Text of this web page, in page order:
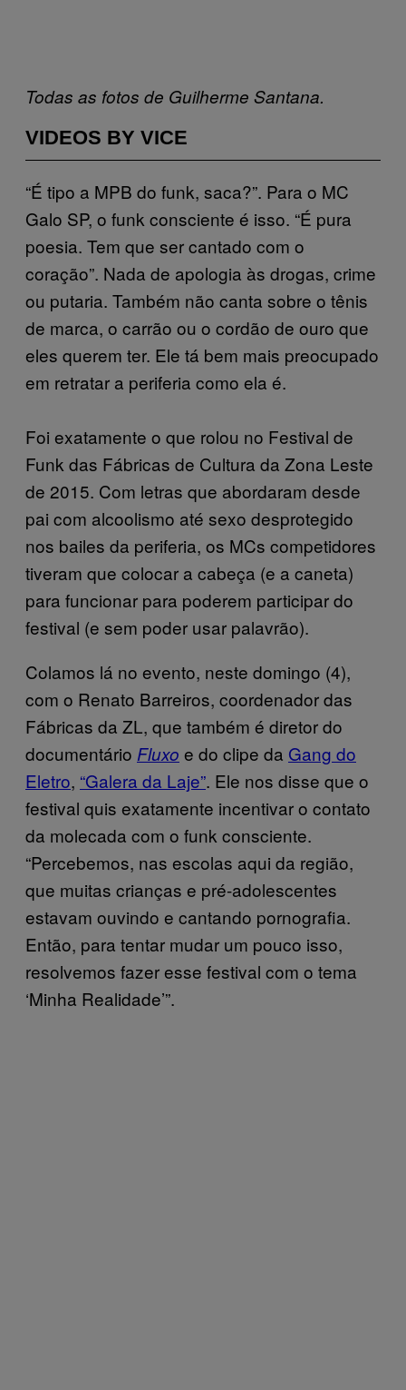
Todas as fotos de Guilherme Santana.
VIDEOS BY VICE
“É tipo a MPB do funk, saca?”. Para o MC
Galo SP, o funk consciente é isso. “É pura
poesia. Tem que ser cantado com o
coração”. Nada de apologia às drogas, crime
ou putaria. Também não canta sobre o tênis
de marca, o carrão ou o cordão de ouro que
eles querem ter. Ele tá bem mais preocupado
em retratar a periferia como ela é.
Foi exatamente o que rolou no Festival de
Funk das Fábricas de Cultura da Zona Leste
de 2015. Com letras que abordaram desde
pai com alcoolismo até sexo desprotegido
nos bailes da periferia, os MCs competidores
tiveram que colocar a cabeça (e a caneta)
para funcionar para poderem participar do
festival (e sem poder usar palavrão).
Colamos lá no evento, neste domingo (4),
com o Renato Barreiros, coordenador das
Fábricas da ZL, que também é diretor do
documentário Fluxo e do clipe da Gang do
Eletro, “Galera da Laje”. Ele nos disse que o
festival quis exatamente incentivar o contato
da molecada com o funk consciente.
“Percebemos, nas escolas aqui da região,
que muitas crianças e pré-adolescentes
estavam ouvindo e cantando pornografia.
Então, para tentar mudar um pouco isso,
resolvemos fazer esse festival com o tema
‘Minha Realidade’”.